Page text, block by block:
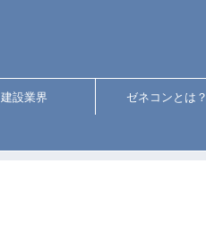
建設業界 ゼネコンとは？